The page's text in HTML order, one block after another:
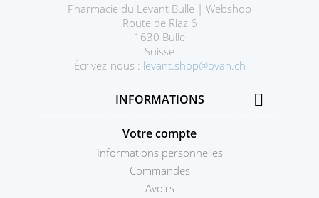
Pharmacie du Levant Bulle | Webshop
Route de Riaz 6
1630 Bulle
Suisse
Écrivez-nous : levant.shop@ovan.ch
INFORMATIONS 
Votre compte
Informations personnelles
Commandes
Avoirs